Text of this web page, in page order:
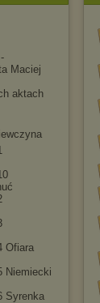
Maciej
aktach
Ofiara
Niemiecki
Syrenka